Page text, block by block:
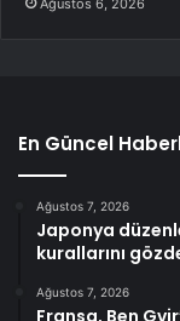
En Güncel
Ağustos 7, 2026
Japonya
kurallarını
Ağustos 7, 2026
Fransa, Ben